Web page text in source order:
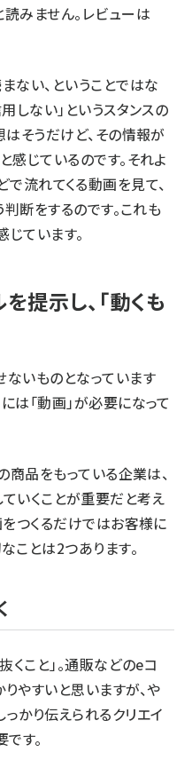
みません。レビューは
ない、ということではな
しない」というスタンスの
はそうだけど、その情報が
感じているのです。それよ
流れてくる動画を見て、
判断をするのです。これも
ています。
提示し、「動くも
いものとなっています
は「動画」が必要になって
品をもっている企業は、
くことが重要だと考え
をつくるだけではお客様に
ことは2つあります。
くこと」。通販などのeコ
やすいと思いますが、や
かり伝えられるクリエイ
す。